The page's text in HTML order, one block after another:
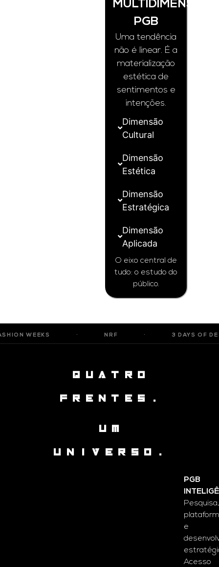
PGB
Uma tendência
não é linear. É a
materialização
estética de
sentimentos e
intenções.
Dimensão
Cultural
Dimensão
Estética
Dimensão
Estratégica
Dimensão
Aplicada
O eixo central de
tudo: o estudo do
público.
· 3 DAYS OF DESIGN
QUATRO
FRENTES.
UM
UNIVERSO.
PGB
Pesquisa,
e
Acesso